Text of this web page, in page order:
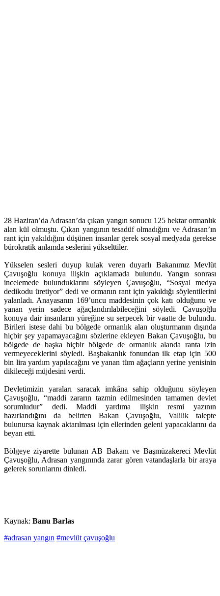
28 Haziran’da Adrasan’da çıkan yangın sonucu 125 hektar ormanlık
alan kül olmuştu. Çıkan yangının tesadüf olmadığını ve Adrasan’ın
rant için yakıldığını düşünen insanlar gerek sosyal medyada gerekse
bürokratik anlamda seslerini yükselttiler.
Yükselen sesleri duyup kulak veren duyarlı Bakanımız Mevlüt
Çavuşoğlu konuya ilişkin açıklamada bulundu. Yangın sonrası
incelemede bulunduklarını söyleyen Çavuşoğlu, “Sosyal medya
dedikodu üretiyor” dedi ve ormanın rant için yakıldığı söylentilerini
yalanladı. Anayasanın 169’uncu maddesinin çok katı olduğunu ve
yanan yerin sadece ağaçlandırılabileceğini söyledi. Çavuşoğlu
konuya dair insanların yüreğine su serpecek bir vaatte de bulundu.
Birileri istese dahi bu bölgede ormanlık alan oluşturmanın dışında
hiçbir şey yapamayacağını sözlerine ekleyen Bakan Çavuşoğlu, bu
bölgede de başka hiçbir bölgede de ormanlık alanda ranta izin
vermeyeceklerini söyledi. Başbakanlık fonundan ilk etap için 500
bin lira yardım yapılacağını ve yanan tüm ağaçların yerine yenisinin
dikileceği müjdesini verdi.
Devletimizin yaraları saracak imkâna sahip olduğunu söyleyen
Çavuşoğlu, “maddi zararın tazmin edilmesinden tamamen devlet
sorumludur” dedi. Maddi yardıma ilişkin resmi yazının
hazırlandığını da belirten Bakan Çavuşoğlu, Valilik talepte
bulunursa kaynak aktarılması için ellerinden geleni yapacaklarını da
beyan etti.
Bölgeye ziyarette bulunan AB Bakanı ve Başmüzakereci Mevlüt
Çavuşoğlu, Adrasan yangınında zarar gören vatandaşlarla bir araya
gelerek sorunlarını dinledi.
Kaynak: Banu Barlas
#adrasan yangın #mevlüt çavuşoğlu